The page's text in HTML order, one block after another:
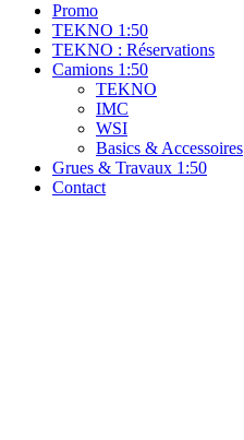
Promo
TEKNO 1:50
TEKNO : Réservations
Camions 1:50
TEKNO
IMC
WSI
Basics & Accessoires
Grues & Travaux 1:50
Contact